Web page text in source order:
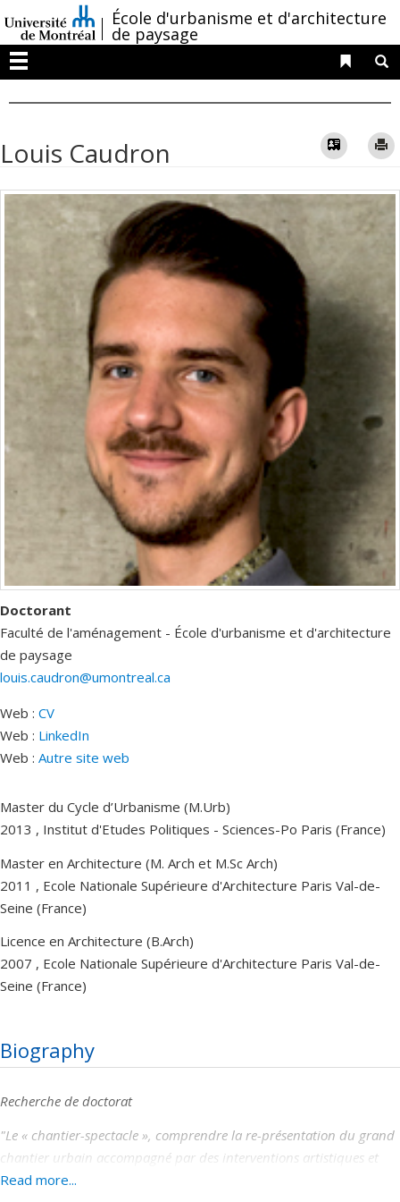
au
contenu
/École d'urbanisme et d'architecture
de paysage
Menu
Liens
Louis Caudron Vcard
Doctorant
Faculté de l'aménagement - École d'urbanisme et d'architecture
de paysage
louis.caudron@umontreal.ca
Web : CV
Web : LinkedIn
Web : Autre site web
Master du Cycle d’Urbanisme (M.Urb)
2013 , Institut d'Etudes Politiques - Sciences-Po Paris (France)
Master en Architecture (M. Arch et M.Sc Arch)
2011 , Ecole Nationale Supérieure d'Architecture Paris Val-de-
Seine (France)
Licence en Architecture (B.Arch)
2007 , Ecole Nationale Supérieure d'Architecture Paris Val-de-
Seine (France)
Biography
Recherche de doctorat
"Le « chantier-spectacle », comprendre la re-présentation du grand
chantier urbain accompagné par des interventions artistiques et
culturelles"
Read more...